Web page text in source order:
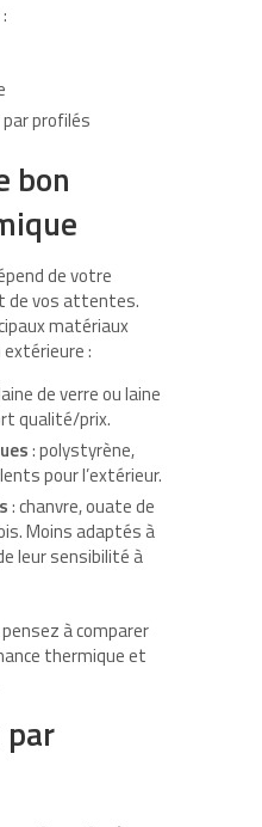
profilés
bon
de votre
de vos attentes.
matériaux
:
de verre ou laine
qualité/prix.
: polystyrène,
pour l’extérieur.
: chanvre, ouate de
Moins adaptés à
leur sensibilité à
à comparer
thermique et
par